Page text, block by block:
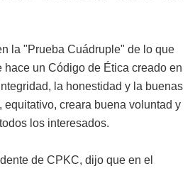
la "Prueba Cuádruple" de lo que
hace un Código de Ética creado en
la honestidad y la buenas
equitativo, creara buena voluntad y
los interesados.
de CPKC, dijo que en el